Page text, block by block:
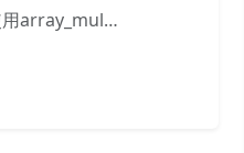
用array_mul…